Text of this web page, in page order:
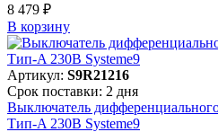
8 479 ₽
В корзинy
Артикул: S9R21216
Срок поставки: 2 дня
Выключатель
Тип-A 230В Systeme9